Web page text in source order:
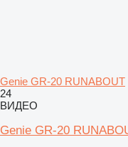
Genie GR-20 RUNABOUT
24
ВИДЕО
Genie GR-20